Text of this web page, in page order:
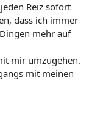
Reiz sofort
dass ich immer
mehr auf
mir umzugehen.
mit meinen